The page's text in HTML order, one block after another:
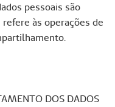
pessoais são
às operações de
DOS DADOS